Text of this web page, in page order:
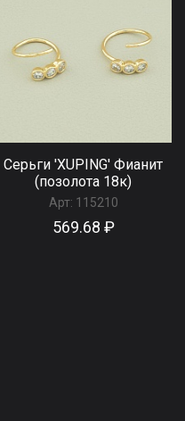
Серьги 'XUPING' Фианит
(позолота 18к)
Арт: 115210
569.68 ₽